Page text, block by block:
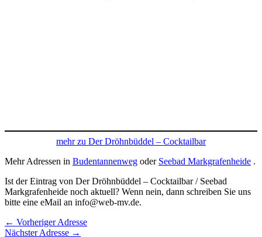
mehr zu Der Dröhnbüddel – Cocktailbar
Mehr Adressen in Budentannenweg oder Seebad Markgrafenheide .
Ist der Eintrag von Der Dröhnbüddel – Cocktailbar / Seebad
Markgrafenheide noch aktuell? Wenn nein, dann schreiben Sie uns
bitte eine eMail an info@web-mv.de.
← Vorheriger Adresse
Nächster Adresse →